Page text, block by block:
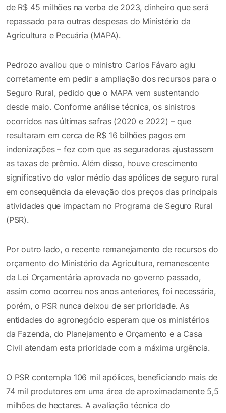
de R$ 45 milhões na verba de 2023, dinheiro que será
repassado para outras despesas do Ministério da
Agricultura e Pecuária (MAPA).
Pedrozo avaliou que o ministro Carlos Fávaro agiu
corretamente em pedir a ampliação dos recursos para o
Seguro Rural, pedido que o MAPA vem sustentando
desde maio. Conforme análise técnica, os sinistros
ocorridos nas últimas safras (2020 e 2022) – que
resultaram em cerca de R$ 16 bilhões pagos em
indenizações – fez com que as seguradoras ajustassem
as taxas de prêmio. Além disso, houve crescimento
significativo do valor médio das apólices de seguro rural
em consequência da elevação dos preços das principais
atividades que impactam no Programa de Seguro Rural
(PSR).
Por outro lado, o recente remanejamento de recursos do
orçamento do Ministério da Agricultura, remanescente
da Lei Orçamentária aprovada no governo passado,
assim como ocorreu nos anos anteriores, foi necessária,
porém, o PSR nunca deixou de ser prioridade. As
entidades do agronegócio esperam que os ministérios
da Fazenda, do Planejamento e Orçamento e a Casa
Civil atendam esta prioridade com a máxima urgência.
O PSR contempla 106 mil apólices, beneficiando mais de
74 mil produtores em uma área de aproximadamente 5,5
milhões de hectares. A avaliação técnica do